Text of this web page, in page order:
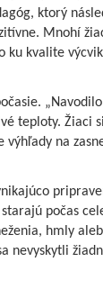
ktorý
Mnohí
ku kvalite
teploty. Žiaci
na
počas
hmly
nevyskytli